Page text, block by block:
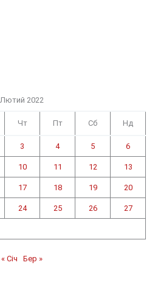
Лютий 2022
Чт Пт Сб Нд
3 4 5 6
10 11 12 13
17 18 19 20
24 25 26 27
« Січ Бер »